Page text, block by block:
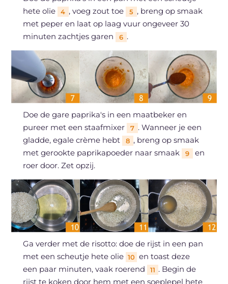
hete olie
4 , voeg zout toe 5 , breng op smaak
met peper en laat op laag vuur ongeveer 30
minuten zachtjes garen
6 .
Doe de gare paprika's in een maatbeker en
pureer met een staafmixer
7 . Wanneer je een
gladde, egale crème hebt
8 , breng op smaak
met gerookte paprikapoeder naar smaak
9
en
roer door. Zet opzij.
Ga verder met de risotto: doe de rijst in een pan
met een scheutje hete olie 10 en toast deze
een paar minuten, vaak roerend
11 . Begin de
rijst te koken door hem met een soeplepel hete